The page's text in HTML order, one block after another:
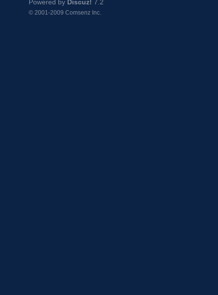
Powered by Discuz! 7.2
© 2001-2009 Comsenz Inc.